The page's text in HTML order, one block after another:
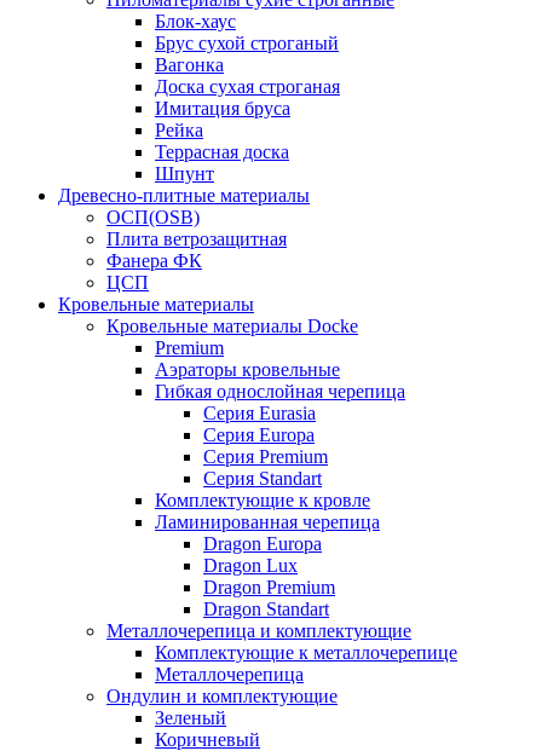
Блок-хаус
Брус сухой строганый
Вагонка
Доска сухая строганая
Имитация бруса
Рейка
Террасная доска
Шпунт
Древесно-плитные материалы
ОСП(OSB)
Плита ветрозащитная
Фанера ФК
ЦСП
Кровельные материалы
Кровельные материалы Docke
Premium
Аэраторы кровельные
Гибкая однослойная черепица
Серия Eurasia
Серия Europa
Серия Premium
Серия Standart
Комплектующие к кровле
Ламинированная черепица
Dragon Europa
Dragon Lux
Dragon Premium
Dragon Standart
Металлочерепица и комплектующие
Комплектующие к металлочерепице
Металлочерепица
Ондулин и комплектующие
Зеленый
Коричневый